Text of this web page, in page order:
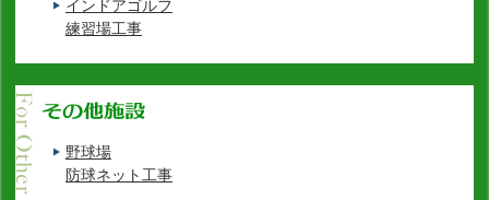
インドアゴルフ
練習場工事
野球場
防球ネット工事